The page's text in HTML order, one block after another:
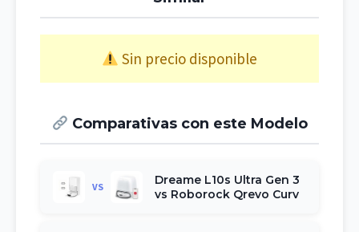
Sin precio disponible
Comparativas con este Modelo
VS
Dreame L10s Ultra Gen 3
vs Roborock Qrevo Curv